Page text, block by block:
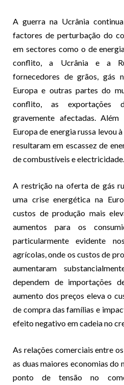
A guerra na Ucrânia
factores de perturbação do
em sectores como o de
conflito, a Ucrânia e a
fornecedores de grãos, gás
Europa e outras partes do
conflito, as exportações
gravemente afectadas.
Europa de energia russa levou
resultaram em escassez de
de combustíveis e electricidade.
A restrição na oferta de gás
uma crise energética na
custos de produção mais
aumentos para os
particularmente evidente
agrícolas, onde os custos de
aumentaram
dependem de importações
aumento dos preços eleva o
de compra das famílias e
efeito negativo em cadeia no
As relações comerciais entre
as duas maiores economias do
ponto de tensão no